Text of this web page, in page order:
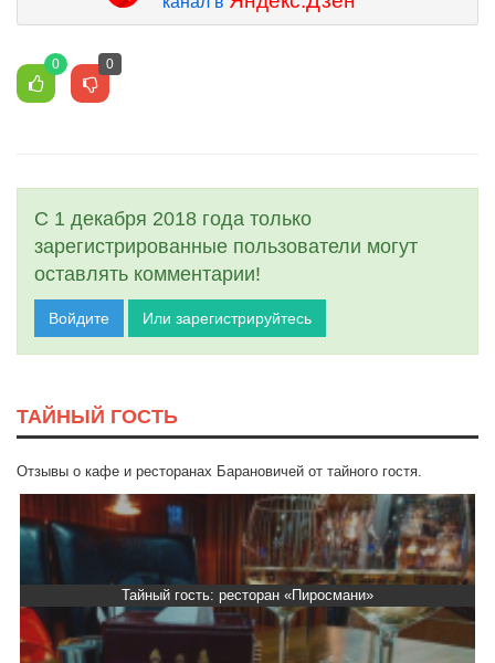
0 0
С 1 декабря 2018 года только
зарегистрированные пользователи могут
оставлять комментарии!
Войдите Или зарегистрируйтесь
ТАЙНЫЙ ГОСТЬ
Отзывы о кафе и ресторанах Барановичей от тайного гостя.
Тайный гость: ресторан «Пиросмани»